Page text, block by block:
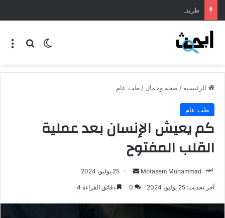
طريقة عمل المنسف الاردني
الرئيسية / صحة وجمال / طب عام
طب عام
كم يعيش الإنسان بعد عملية
القلب المفتوح
Motasem Mohammad 25 يوليو، 2024
آخر تحديث: 25 يوليو، 2024 0 دقائق القراءة 4